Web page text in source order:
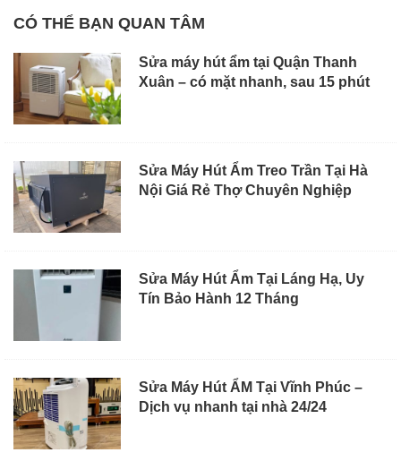
CÓ THỂ BẠN QUAN TÂM
Sửa máy hút ẩm tại Quận Thanh
Xuân – có mặt nhanh, sau 15 phút
Sửa Máy Hút Ẩm Treo Trần Tại Hà
Nội Giá Rẻ Thợ Chuyên Nghiệp
Sửa Máy Hút Ẩm Tại Láng Hạ, Uy
Tín Bảo Hành 12 Tháng
Sửa Máy Hút ẨM Tại Vĩnh Phúc –
Dịch vụ nhanh tại nhà 24/24